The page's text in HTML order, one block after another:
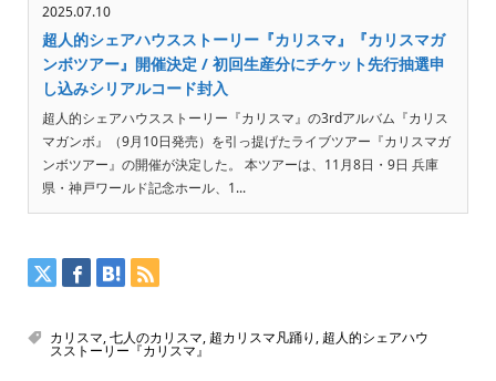
2025.07.10
超人的シェアハウスストーリー『カリスマ』『カリスマガ
ンボツアー』開催決定 / 初回生産分にチケット先行抽選申
し込みシリアルコード封入
超人的シェアハウスストーリー『カリスマ』の3rdアルバム『カリス
マガンボ』（9月10日発売）を引っ提げたライブツアー『カリスマガ
ンボツアー』の開催が決定した。 本ツアーは、11月8日・9日 兵庫
県・神戸ワールド記念ホール、1...
カリスマ,七人のカリスマ, 超カリスマ凡踊り , 超人的シェアハウ
スストーリー『カリスマ』